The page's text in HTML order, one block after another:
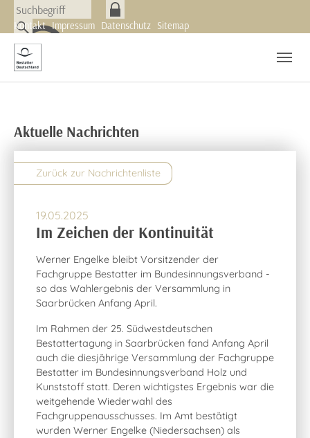
Skip to main navigation
Zum Hauptinhalt springen
Skip to page footer
Kontakt Impressum Datenschutz Sitemap
Aktuelle Nachrichten
Zurück zur Nachrichtenliste
19.05.2025
Im Zeichen der Kontinuität
Werner Engelke bleibt Vorsitzender der
Fachgruppe Bestatter im Bundesinnungsverband -
so das Wahlergebnis der Versammlung in
Saarbrücken Anfang April.
Im Rahmen der 25. Südwestdeutschen
Bestattertagung in Saarbrücken fand Anfang April
auch die diesjährige Versammlung der Fachgruppe
Bestatter im Bundesinnungsverband Holz und
Kunststoff statt. Deren wichtigstes Ergebnis war die
weitgehende Wiederwahl des
Fachgruppenausschusses. Im Amt bestätigt
wurden Werner Engelke (Niedersachsen) als